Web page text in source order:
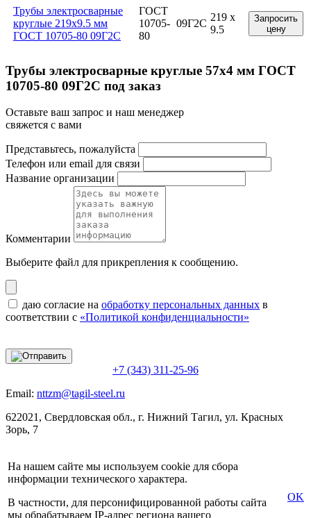
Трубы электросварные
круглые 219x9.5 мм
ГОСТ 10705-80 09Г2С
ГОСТ
10705-
80
09Г2С
219 x
9.5
Запросить
цену
Трубы электросварные круглые 57x4 мм ГОСТ
10705-80 09Г2С под заказ
Оставьте ваш запрос и наш менеджер
свяжется с вами
Представьтесь, пожалуйста
Телефон или email для связи
Название организации
Комментарии
Выберите файл для прикрепления к сообщению.
даю согласие на обработку персональных данных в
соответствии с «Политикой конфиденциальности»
+7 (343) 311-25-96
Email: nttzm@tagil-steel.ru
622021, Свердловская обл., г. Нижний Тагил, ул. Красных
Зорь, 7
На нашем сайте мы используем cookie для сбора
информации технического характера.
В частности, для персонифицированной работы сайта
мы обрабатываем IP-адрес региона вашего
OK